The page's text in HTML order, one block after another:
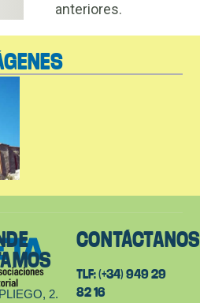
anteriores.
2.
CONTÁCTANOS
TLF: (+34) 949 29
82 16